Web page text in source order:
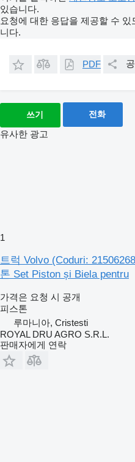
있습니다.
요청에 대한 응답을 제공할 수
니다.
PDF
쓰기 전화
유사한 광고
1
트럭 Volvo (Coduri:
톤 Set Piston și Biela pentru
가격은 요청 시 공개
피스톤
루마니아, Cristesti
ROYAL DRU AGRO S.R.L.
판매자에게 연락